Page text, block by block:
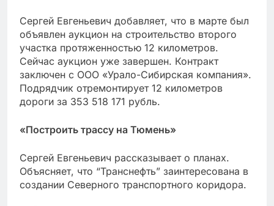
Сергей Евгеньевич добавляет, что в марте был
объявлен аукцион на строительство второго
участка протяженностью 12 километров.
Сейчас аукцион уже завершен. Контракт
заключен с ООО «Урало-Сибирская компания».
Подрядчик отремонтирует 12 километров
дороги за 353 518 171 рубль.
«Построить трассу на Тюмень»
Сергей Евгеньевич рассказывает о планах.
Объясняет, что “Транснефть” заинтересована в
создании Северного транспортного коридора.